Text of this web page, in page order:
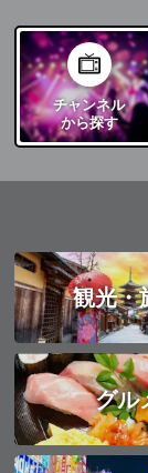
チャンネル
から探す
観光・
グル